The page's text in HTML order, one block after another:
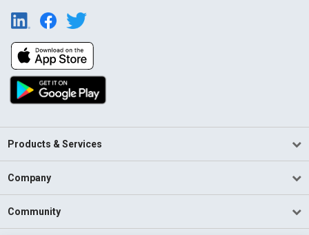
Products & Services
Company
Community